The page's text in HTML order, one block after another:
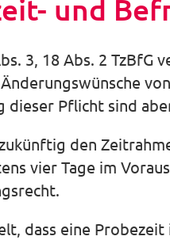
und
3, 18 Abs. 2
Pflicht sind
den
vier Tage im
dass eine